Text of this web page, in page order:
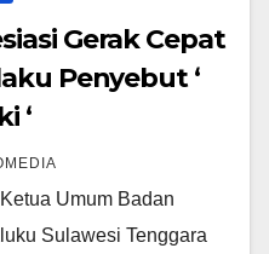
Gerak Cepat
Penyebut ‘
‘
Umum Badan
Sulawesi Tenggara